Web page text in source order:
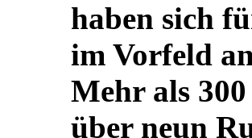
haben sich
im Vorfeld
Mehr als
über neun